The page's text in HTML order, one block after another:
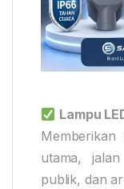
Lampu
utama,
publik, dan